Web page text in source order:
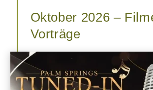
Oktober 2026 –
Vorträge